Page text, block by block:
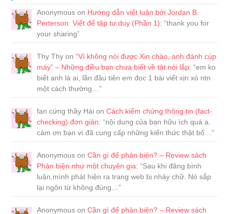
Anonymous on Hướng dẫn viết luận bởi Jordan B.
Perterson: Viết để tập tư duy (Phần 1): “thank you for
your sharing”
Thy Thy on“Vì không nói được Xin chào, anh đành cúp
máy” – Những điều bạn chưa biết về tật nói lắp: “em ko
biết anh là ai, lần đầu tiên em đọc 1 bài viết xịn xò ntn
một cách thường…”
fan cứng thầy Hải onCách kiểm chứng thông tin (fact-
checking) đơn giản: “nội dung của bạn hữu ích quá ạ.
cảm ơn bạn vì đã cung cấp những kiến thức thật bổ…”
Anonymous onCần gì để phản biện? – Review sách
Phản biện như một chuyên gia: “Sau khi đăng bình
luận,mình phát hiện ra trang web bị nhảy chữ. Nó sắp
lại ngôn từ không đúng…”
Anonymous onCần gì để phản biện? – Review sách